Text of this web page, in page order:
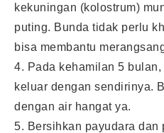
kekuningan (kolostrum)
puting. Bunda tidak perlu
bisa membantu
4. Pada kehamilan 5
keluar dengan sendirinya.
dengan air hangat ya.
5. Bersihkan payudara dan